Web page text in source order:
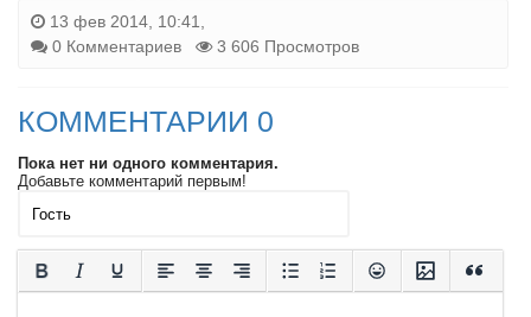
13 фев 2014, 10:41,
0 Комментариев
3 606 Просмотров
КОММЕНТАРИИ 0
Пока нет ни одного комментария.
Добавьте комментарий первым!